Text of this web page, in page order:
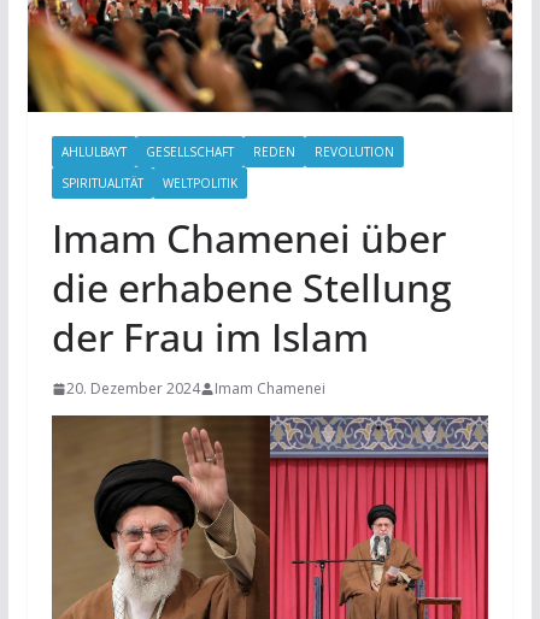
AHLULBAYT GESELLSCHAFT REDEN
REVOLUTION
SPIRITUALITÄT
WELTPOLITIK
Imam Chamenei über
die erhabene Stellung
der Frau im Islam
20. Dezember 2024 Imam Chamenei